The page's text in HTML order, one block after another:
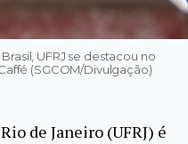
UFRJ se destacou no
(SGCOM/Divulgação)
de Janeiro (UFRJ) é